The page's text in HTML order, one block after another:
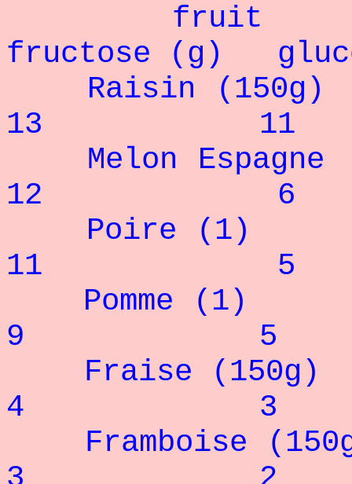
fruit
fructose (g)
Raisin
13 11
Melon
12 6
11 5
9 5
Fraise
4 3